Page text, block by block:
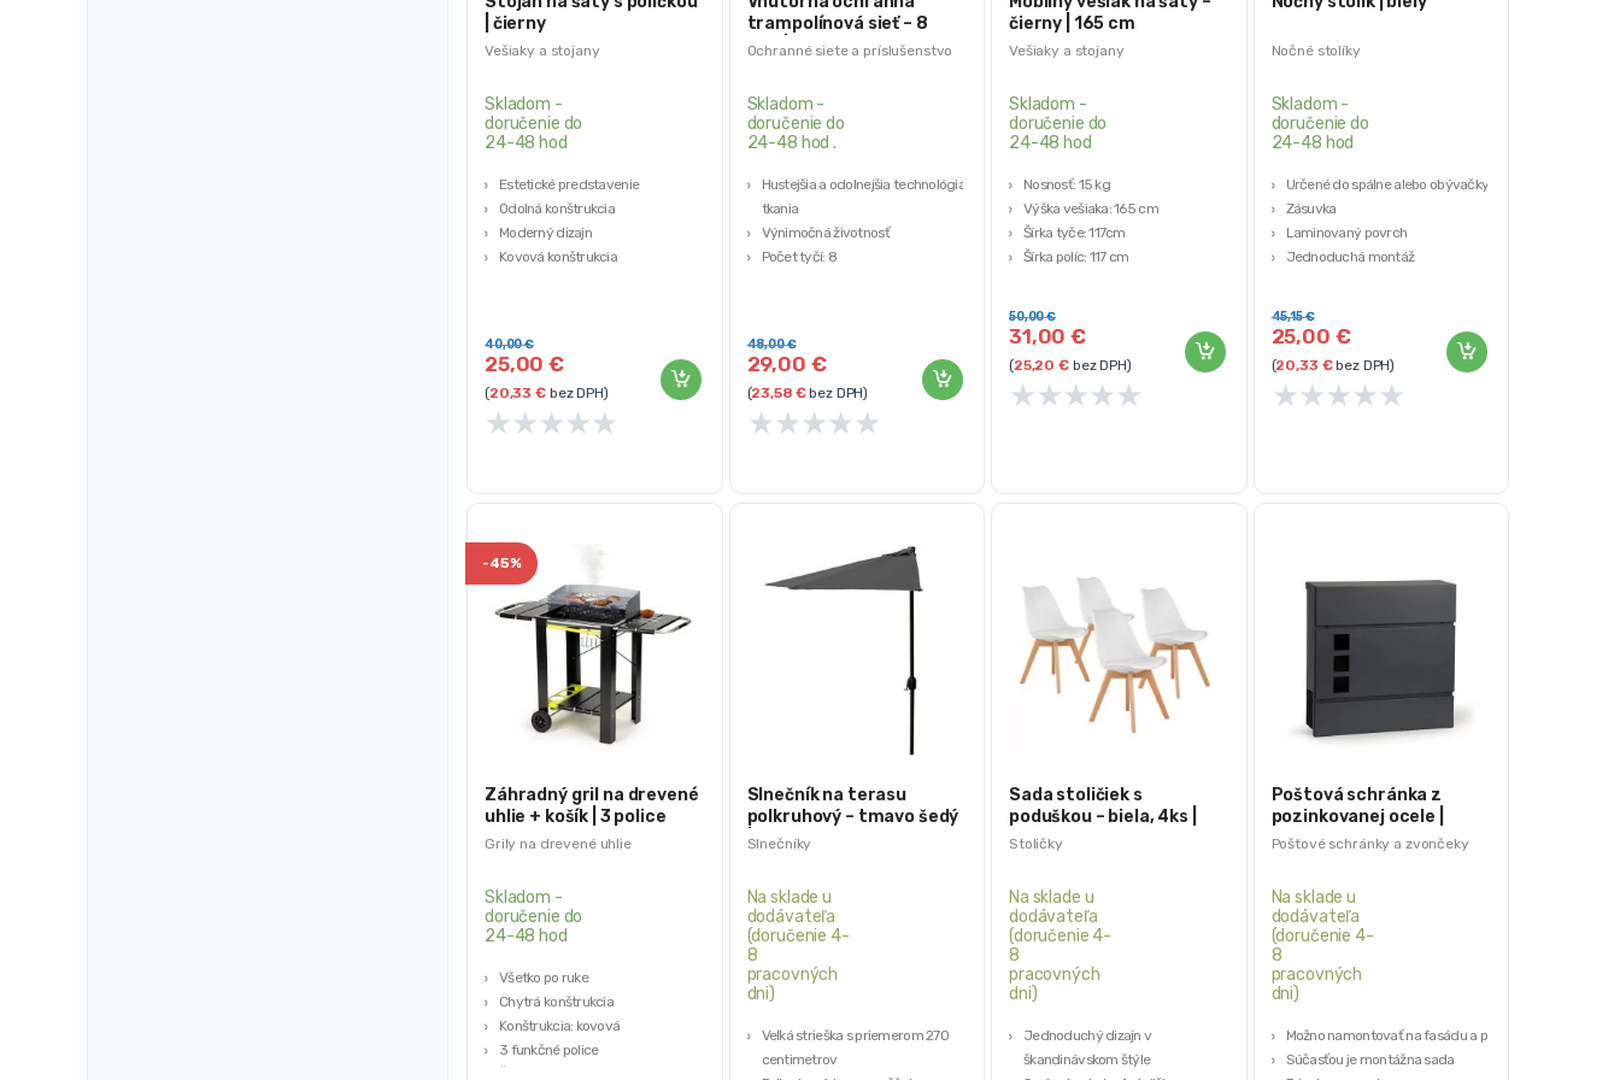
Vešiaky a stojany
| čierny
Skladom -
doručenie do
24-48 hod
Estetické predstavenie
Odolná konštrukcia
Moderný dizajn
Kovová konštrukcia
25,00€
40,00€
(20,33€bez DPH)
★★★★★
Ochranné siete a príslušenstvo
trampolínová sieť – 8
tyčí | 305 cm
Skladom -
doručenie do
24-48 hod .
Hustejšia a odolnejšia technológia
tkania
Výnimočná životnosť
Počet tyčí: 8
29,00 €
48,00€
(23,58 €bez DPH)
★★★★★
Vešiaky a stojany
čierny | 165 cm
Skladom -
doručenie do
24-48 hod
Nosnosť: 15 kg
Výška vešiaka: 165 cm
Šírka tyče: 117cm
Šírka políc: 117 cm
31,00€
50,00€
(25,20€bez DPH)
★★★★★
Nočné stolíky
Skladom -
doručenie do
24-48 hod
Určené do spálne alebo obývačky
Zásuvka
Laminovaný povrch
Jednoduchá montáž
25,00 €
45,15€
(20,33 €bez DPH)
★★★★★
Grily na drevené uhlie
-45%
Záhradný gril na drevené
uhlie + košík | 3 police
Skladom -
doručenie do
24-48 hod
Všetko po ruke
Chytrá konštrukcia
Konštrukcia: kovová
3 funkčné police
Slnečníky
Slnečník na terasu
polkruhový – tmavo šedý
| 2.7m
Na sklade u
dodávateľa
(doručenie 4-
8
pracovných
dni)
Veľká strieška s priemerom 270
centimetrov
Stoličky
Sada stoličiek s
poduškou – biela, 4ks |
VENICE
Na sklade u
dodávateľa
(doručenie 4-
8
pracovných
dni)
Jednoduchý dizajn v
škandinávskom štýle
Poštové schránky a zvončeky
Poštová schránka z
pozinkovanej ocele |
Nathan
Na sklade u
dodávateľa
(doručenie 4-
8
pracovných
dni)
Možno namontovať na fasádu a plot
Súčasťou je montážna sada